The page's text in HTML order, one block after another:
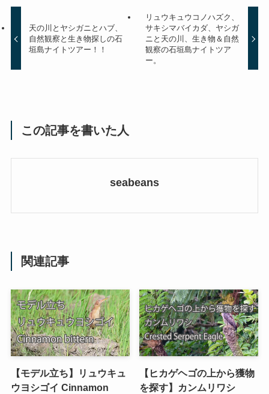
天の川とヤシガニとハブ、
自然観察と生き物探しの石
垣島ナイトツアー！！
リュウキュウコノハズク、
サキシマバイカダ、ヤシガ
ニと天の川、生き物＆自然
観察の石垣島ナイトツア
ー。
この記事を書いた人
seabeans
関連記事
【モデル立ち】リュウキュ
ウヨシゴイ Cinnamon
【ヒカゲヘゴの上から獲物
を探す】カンムリワシ